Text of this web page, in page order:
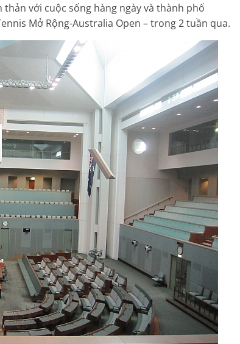
với cuộc sống hàng ngày và thành phố
Mở Rộng-Australia Open – trong 2 tuần qua.